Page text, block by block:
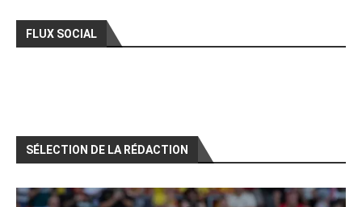
FLUX SOCIAL
SÉLECTION DE LA RÉDACTION